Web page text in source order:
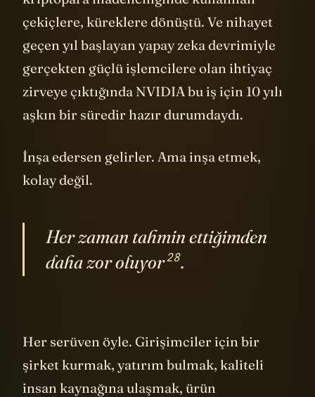
kriptopara madenciliğinde kullanılan
çekiçlere, küreklere dönüştü. Ve nihayet
geçen yıl başlayan yapay zeka devrimiyle
gerçekten güçlü işlemcilere olan ihtiyaç
zirveye çıktığında NVIDIA bu iş için 10 yılı
İnşa edersen gelirler. Ama inşa etmek,
Her zaman tahmin ettiğimden
Her serüven öyle. Girişimciler için bir
şirket kurmak, yatırım bulmak, kaliteli